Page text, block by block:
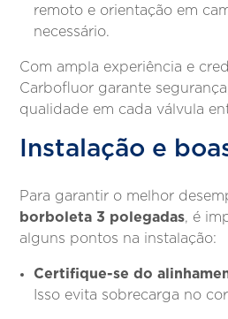
remoto e orientação em
necessário.
Com ampla experiência e
Carbofluor garante
qualidade em cada válvula
Instalação e
Para garantir o melhor
borboleta 3 polegadas, é
alguns pontos na instalação:
Certifique-se do
Isso evita sobrecarga no